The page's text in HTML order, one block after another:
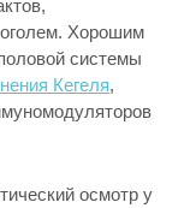
Хорошим
системы
Кегеля,
осмотр у